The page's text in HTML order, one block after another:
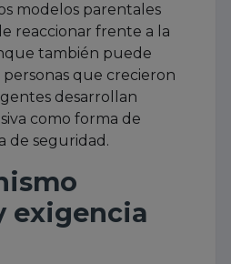
modelos parentales
reaccionar frente a la
también puede
que crecieron
desarrollan
como forma de
de seguridad.
exigencia